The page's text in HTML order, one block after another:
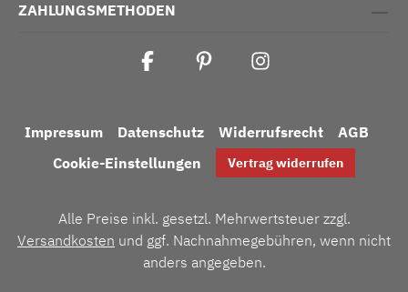
ZAHLUNGSMETHODEN
Impressum Datenschutz Widerrufsrecht
AGB
Cookie-Einstellungen
Vertrag widerrufen
Alle Preise inkl. gesetzl. Mehrwertsteuer zzgl.
Versandkosten und ggf. Nachnahmegebühren, wenn nicht
anders angegeben.